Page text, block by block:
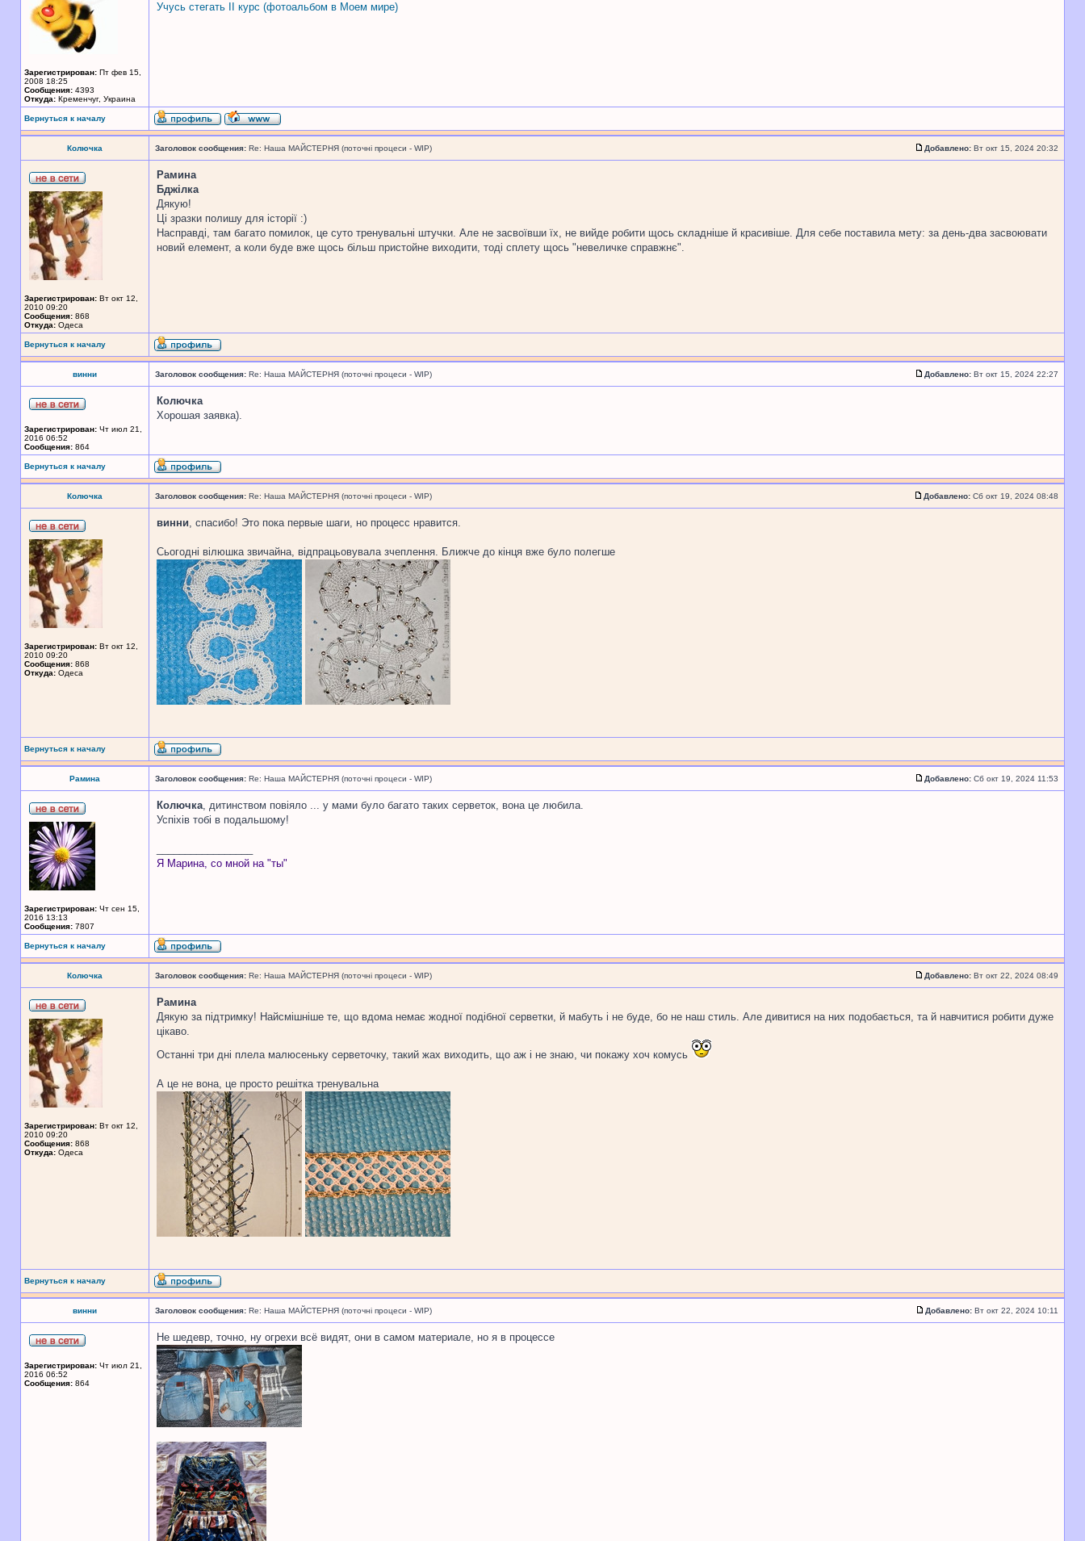
Зарегистрирован: Пт фев 15,
2008 18:25
Сообщения: 4393
Откуда: Кременчуг, Украина
Учусь стегать II курс (фотоальбом в Моем мире)
Вернуться к началу
Колючка Заголовок сообщения: Re: Наша МАЙСТЕРНЯ (поточні процеси - WIP) Добавлено: Вт окт 15, 2024 20:32
Зарегистрирован: Вт окт 12,
2010 09:20
Сообщения: 868
Откуда: Одеса
Рамина
Бджілка
Дякую!
Ці зразки полишу для історії :)
Насправді, там багато помилок, це суто тренувальні штучки. Але не засвоївши їх, не вийде робити щось складніше й красивіше. Для себе поставила мету: за день-два засвоювати
новий елемент, а коли буде вже щось більш пристойне виходити, тоді сплету щось "невеличке справжнє".
Вернуться к началу
винни Заголовок сообщения: Re: Наша МАЙСТЕРНЯ (поточні процеси - WIP) Добавлено: Вт окт 15, 2024 22:27
Зарегистрирован: Чт июл 21,
2016 06:52
Сообщения: 864
Колючка
Хорошая заявка).
Вернуться к началу
Колючка Заголовок сообщения: Re: Наша МАЙСТЕРНЯ (поточні процеси - WIP) Добавлено: Сб окт 19, 2024 08:48
Зарегистрирован: Вт окт 12,
2010 09:20
Сообщения: 868
Откуда: Одеса
винни, спасибо! Это пока первые шаги, но процесс нравится.
Сьогодні вілюшка звичайна, відпрацьовувала зчеплення. Ближче до кінця вже було полегше
Вернуться к началу
Рамина Заголовок сообщения: Re: Наша МАЙСТЕРНЯ (поточні процеси - WIP) Добавлено: Сб окт 19, 2024 11:53
Зарегистрирован: Чт сен 15,
2016 13:13
Сообщения: 7807
Колючка, дитинством повіяло ... у мами було багато таких серветок, вона це любила.
Успіхів тобі в подальшому!
Я Марина, со мной на "ты"
Вернуться к началу
Колючка Заголовок сообщения: Re: Наша МАЙСТЕРНЯ (поточні процеси - WIP) Добавлено: Вт окт 22, 2024 08:49
Зарегистрирован: Вт окт 12,
2010 09:20
Сообщения: 868
Откуда: Одеса
Рамина
Дякую за підтримку! Найсмішніше те, що вдома немає жодної подібної серветки, й мабуть і не буде, бо не наш стиль. Але дивитися на них подобається, та й навчитися робити дуже
цікаво.
Останні три дні плела малюсеньку серветочку, такий жах виходить, що аж і не знаю, чи покажу хоч комусь
А це не вона, це просто решітка тренувальна
Вернуться к началу
винни Заголовок сообщения: Re: Наша МАЙСТЕРНЯ (поточні процеси - WIP) Добавлено: Вт окт 22, 2024 10:11
Зарегистрирован: Чт июл 21,
2016 06:52
Сообщения: 864
Не шедевр, точно, ну огрехи всё видят, они в самом материале, но я в процессе